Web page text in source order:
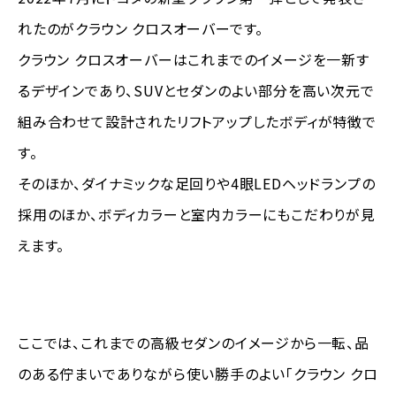
れたのがクラウン クロスオーバーです。
クラウン クロスオーバーはこれまでのイメージを一新す
るデザインであり、SUVとセダンのよい部分を高い次元で
組み合わせて設計されたリフトアップしたボディが特徴で
す。
そのほか、ダイナミックな足回りや4眼LEDヘッドランプの
採用のほか、ボディカラーと室内カラーにもこだわりが見
えます。
ここでは、これまでの高級セダンのイメージから一転、品
のある佇まいでありながら使い勝手のよい「クラウン クロ